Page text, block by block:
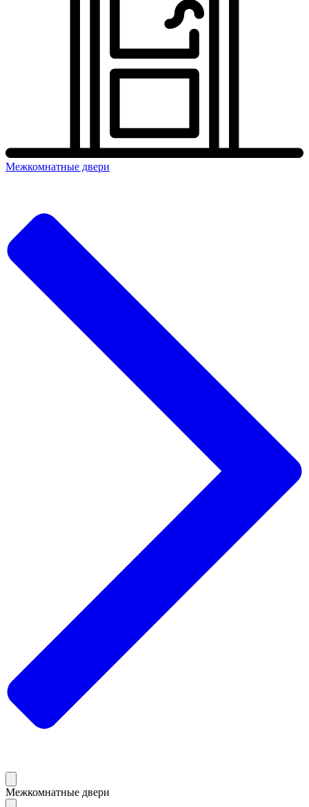
Межкомнатные двери
Межкомнатные двери